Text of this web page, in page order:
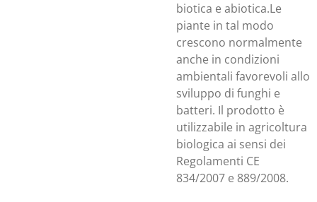
biotica e abiotica.Le
piante in tal modo
crescono normalmente
anche in condizioni
ambientali favorevoli allo
sviluppo di funghi e
batteri. Il prodotto è
utilizzabile in agricoltura
biologica ai sensi dei
Regolamenti CE
834/2007 e 889/2008.